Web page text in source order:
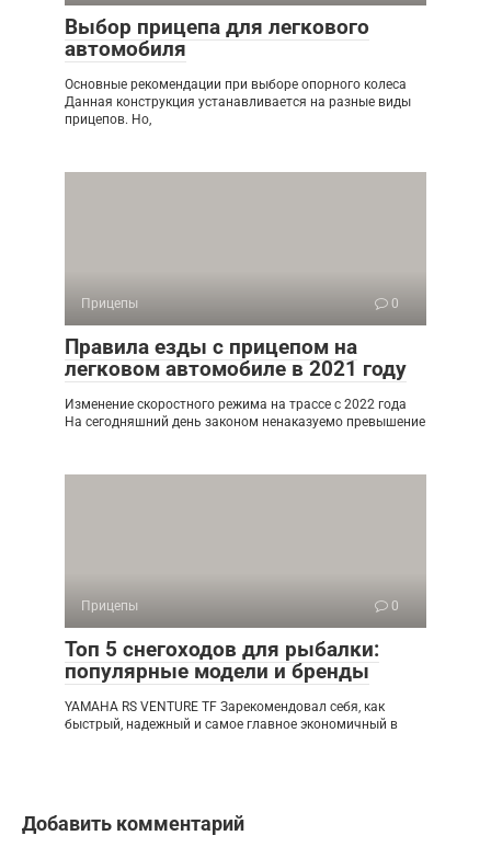
Выбор прицепа для легкового
автомобиля
Основные рекомендации при выборе опорного колеса
Данная конструкция устанавливается на разные виды
прицепов. Но,
Прицепы 0
Правила езды с прицепом на
легковом автомобиле в 2021 году
Изменение скоростного режима на трассе с 2022 года
На сегодняшний день законом ненаказуемо превышение
Прицепы 0
Топ 5 снегоходов для рыбалки:
популярные модели и бренды
YAMAHA RS VENTURE TF Зарекомендовал себя, как
быстрый, надежный и самое главное экономичный в
Добавить комментарий